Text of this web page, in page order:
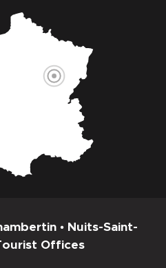
• Nuits-Saint-
Offices